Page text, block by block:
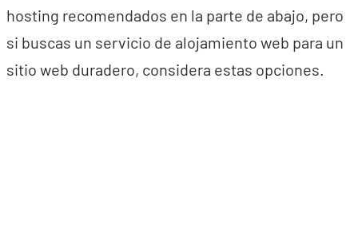
hosting recomendados en la parte de abajo, pero
si buscas un servicio de alojamiento web para un
sitio web duradero, considera estas opciones.